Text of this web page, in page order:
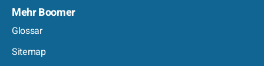
Mehr Boomer
Glossar
Sitemap